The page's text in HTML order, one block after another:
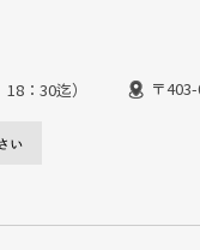
：30迄） 〒